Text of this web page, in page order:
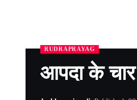
RUDRAPRAYAG
आपदा के चार